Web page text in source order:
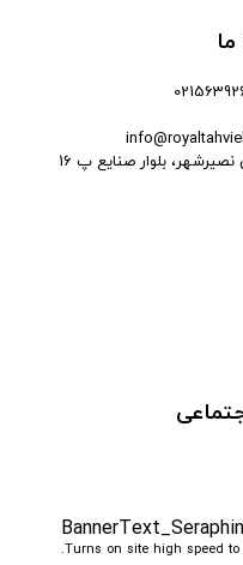
بلوار صنایع پ 16
Turns on site high speed